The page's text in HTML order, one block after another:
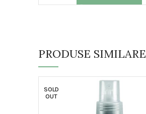
PRODUSE SIMILARE
SOLD
OUT